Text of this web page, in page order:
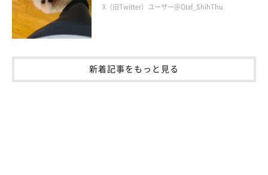
X（旧Twitter）ユーザー＠Olaf_ShihThu
新着記事をもっと見る